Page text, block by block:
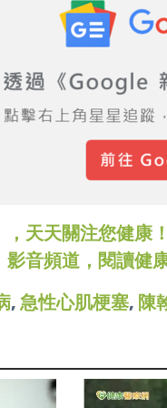
，天天關注您健
音頻道，閱讀健
, 急性心肌梗塞, 陳